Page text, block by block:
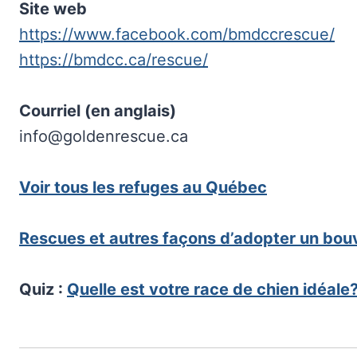
Site web
https://www.facebook.com/bmdccrescue/
https://bmdcc.ca/rescue/
Courriel (en anglais)
info@goldenrescue.ca
Voir tous les refuges au Québec
Rescues et autres façons d’adopter un
Quiz : Quelle est votre race de chien